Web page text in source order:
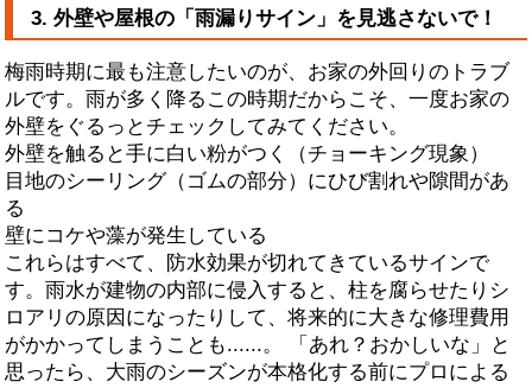
3. 外壁や屋根の「雨漏りサイン」を見逃さないで！
梅雨時期に最も注意したいのが、お家の外回りのトラブ
ルです。雨が多く降るこの時期だからこそ、一度お家の
外壁をぐるっとチェックしてみてください。
外壁を触ると手に白い粉がつく（チョーキング現象）
目地のシーリング（ゴムの部分）にひび割れや隙間があ
る
壁にコケや藻が発生している
これらはすべて、防水効果が切れてきているサインで
す。雨水が建物の内部に侵入すると、柱を腐らせたりシ
ロアリの原因になったりして、将来的に大きな修理費用
がかかってしまうことも......。 「あれ？おかしいな」と
思ったら、大雨のシーズンが本格化する前にプロによる